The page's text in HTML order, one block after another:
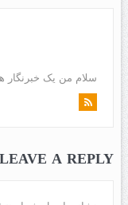
سلام من یک خبرنگار
LEAVE A REPLY